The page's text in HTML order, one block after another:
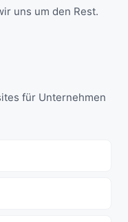
uns um den Rest.
für Unternehmen